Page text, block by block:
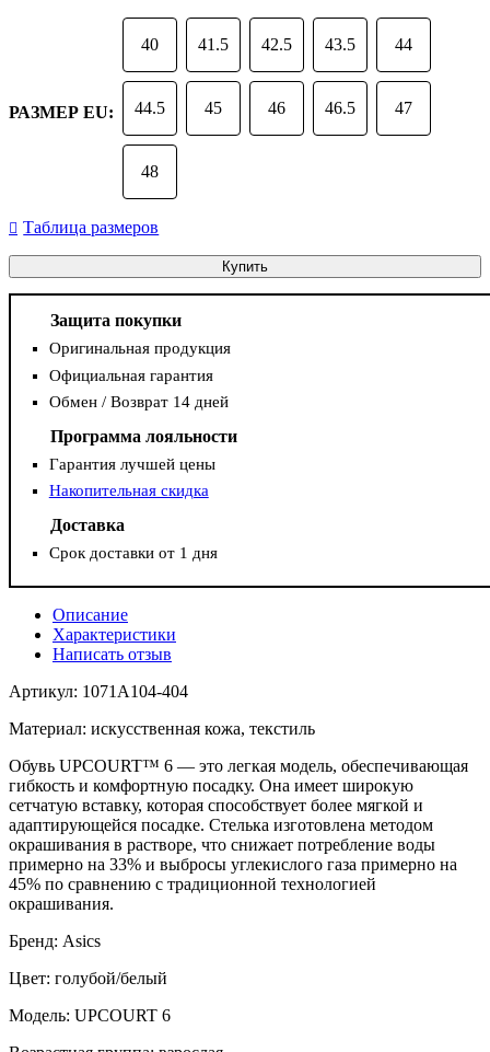
РАЗМЕР EU:
40 41.5 42.5 43.5 44
44.5 45 46 46.5 47
48
Таблица размеров
Купить
Защита покупки
Оригинальная продукция
Официальная гарантия
Обмен / Возврат 14 дней
Программа лояльности
Гарантия лучшей цены
Накопительная скидка
Доставка
Срок доставки от 1 дня
Описание
Характеристики
Написать отзыв
Артикул: 1071A104-404
Материал: искусственная кожа, текстиль
Обувь UPCOURT™ 6 — это легкая модель, обеспечивающая
гибкость и комфортную посадку. Она имеет широкую
сетчатую вставку, которая способствует более мягкой и
адаптирующейся посадке. Стелька изготовлена ​​методом
окрашивания в растворе, что снижает потребление воды
примерно на 33% и выбросы углекислого газа примерно на
45% по сравнению с традиционной технологией
окрашивания.
Бренд: Asics
Цвет: голубой/белый
Модель: UPCOURT 6